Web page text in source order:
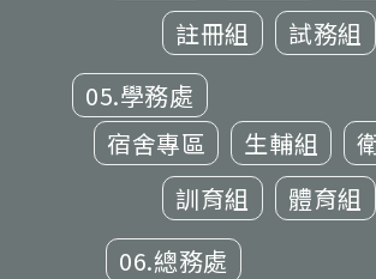
註冊組
試務組
05.學務處
宿舍專區
生輔組
訓育組
體育組
06.總務處